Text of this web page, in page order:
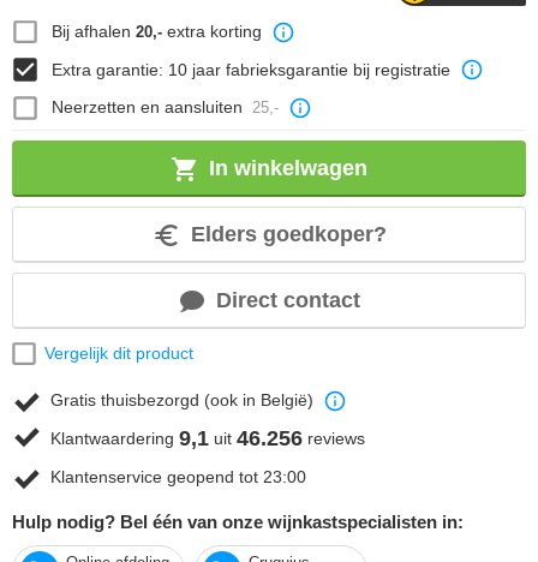
Bij afhalen 20,-extra korting
Extra garantie: 10 jaar fabrieksgarantie bij registratie
Neerzetten en aansluiten 25,-
In winkelwagen
Elders goedkoper?
Direct contact
Vergelijk dit product
Gratis thuisbezorgd (ook in België)
Klantwaardering 9,1 uit 46.256 reviews
Klantenservice geopend tot 23:00
Hulp nodig? Bel één van onze wijnkastspecialisten in: